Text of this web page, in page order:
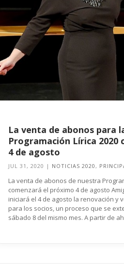
La venta de abonos para
Programación Lírica 2020
4 de agosto
JUL 31, 2020 | NOTICIAS 2020,
La venta de abonos de nuestra
comenzará el próximo 4 de agosto
iniciará el 4 de agosto la renovación y
para los socios, un proceso que se
sábado 8 del mismo mes. A partir de